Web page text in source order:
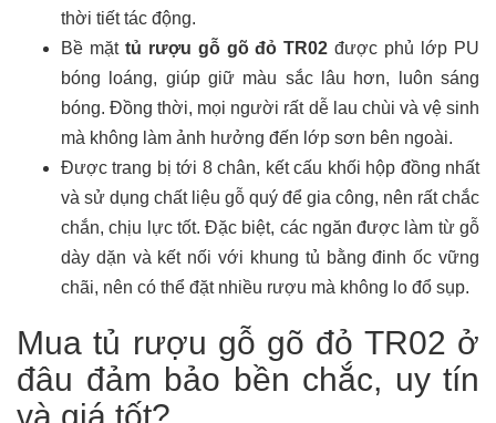
thời tiết tác động.
Bề mặt tủ rượu gỗ gõ đỏ TR02 được phủ lớp PU
bóng loáng, giúp giữ màu sắc lâu hơn, luôn sáng
bóng. Đồng thời, mọi người rất dễ lau chùi và vệ sinh
mà không làm ảnh hưởng đến lớp sơn bên ngoài.
Được trang bị tới 8 chân, kết cấu khối hộp đồng nhất
và sử dụng chất liệu gỗ quý để gia công, nên rất chắc
chắn, chịu lực tốt. Đặc biệt, các ngăn được làm từ gỗ
dày dặn và kết nối với khung tủ bằng đinh ốc vững
chãi, nên có thể đặt nhiều rượu mà không lo đổ sụp.
Mua tủ rượu gỗ gõ đỏ TR02 ở
đâu đảm bảo bền chắc, uy tín